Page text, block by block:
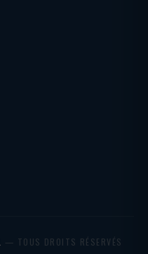
— TOUS DROITS RÉSERVÉS